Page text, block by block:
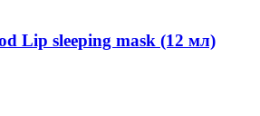
Lip sleeping mask (12 мл)